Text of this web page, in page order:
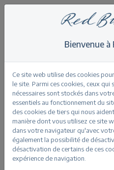
> Cami
Retour
Bienvenue
Ce site web utilise des cookies
le site. Parmi ces cookies, ceux qui
nécessaires sont stockés dans
essentiels au fonctionnement du
des cookies de tiers qui nous
manière dont vous utilisez ce site
dans votre navigateur qu'avec
également la possibilité de
désactivation de certains de ces
expérience de navigation.